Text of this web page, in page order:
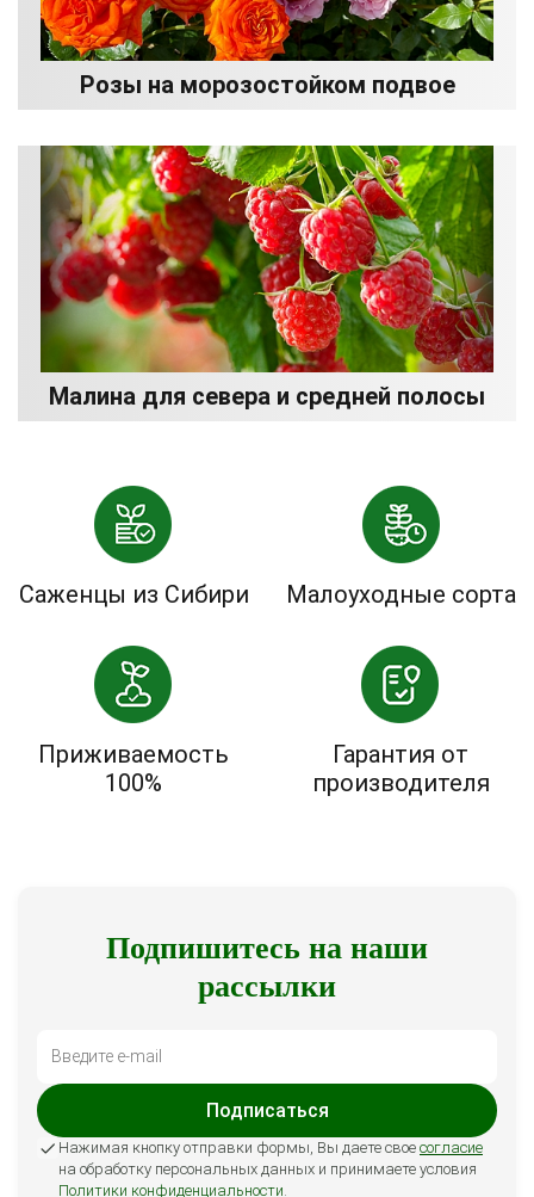
Розы на морозостойком подвое
Малина для севера и средней полосы
Саженцы из Сибири Малоуходные сорта
Приживаемость
100%
Гарантия от
производителя
Подпишитесь на наши
рассылки
Подписаться
Нажимая кнопку отправки формы, Вы даете свое согласие
на обработку персональных данных и принимаете условия
Политики конфиденциальности.